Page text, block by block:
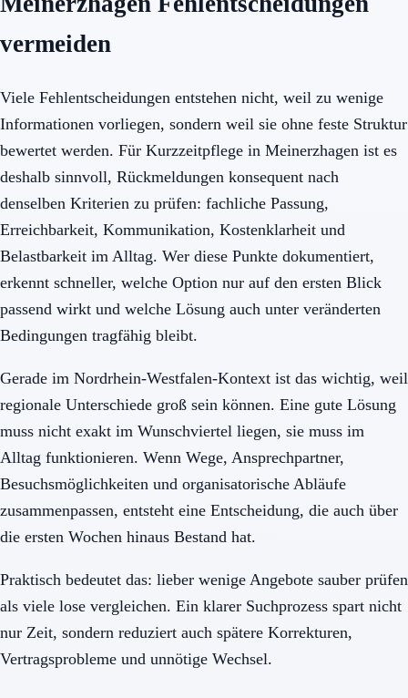
vermeiden
Viele Fehlentscheidungen entstehen nicht, weil zu wenige
Informationen vorliegen, sondern weil sie ohne feste Struktur
bewertet werden. Für Kurzzeitpflege in Meinerzhagen ist es
deshalb sinnvoll, Rückmeldungen konsequent nach
denselben Kriterien zu prüfen: fachliche Passung,
Erreichbarkeit, Kommunikation, Kostenklarheit und
Belastbarkeit im Alltag. Wer diese Punkte dokumentiert,
erkennt schneller, welche Option nur auf den ersten Blick
passend wirkt und welche Lösung auch unter veränderten
Bedingungen tragfähig bleibt.
Gerade im Nordrhein-Westfalen-Kontext ist das wichtig, weil
regionale Unterschiede groß sein können. Eine gute Lösung
muss nicht exakt im Wunschviertel liegen, sie muss im
Alltag funktionieren. Wenn Wege, Ansprechpartner,
Besuchsmöglichkeiten und organisatorische Abläufe
zusammenpassen, entsteht eine Entscheidung, die auch über
die ersten Wochen hinaus Bestand hat.
Praktisch bedeutet das: lieber wenige Angebote sauber prüfen
als viele lose vergleichen. Ein klarer Suchprozess spart nicht
nur Zeit, sondern reduziert auch spätere Korrekturen,
Vertragsprobleme und unnötige Wechsel.